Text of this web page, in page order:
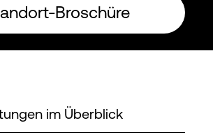
Broschüre
im Überblick